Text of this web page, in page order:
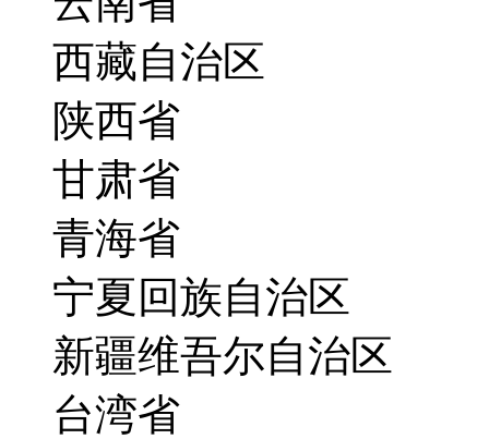
西藏自治区
陕西省
甘肃省
青海省
宁夏回族自治区
新疆维吾尔自治区
台湾省